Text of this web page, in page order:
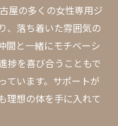
屋の多くの女性専用ジ
、落ち着いた雰囲気の
間と一緒にモチベーシ
捗を喜び合うこともで
ています。サポートが
理想の体を手に入れて